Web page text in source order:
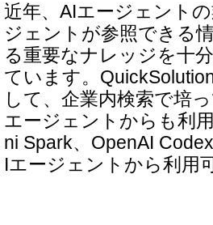
近年、AIエージェント
ジェントが参照できる
る重要なナレッジを十
ています。
して、企業内検索で培
エージェントからも利
ni Spark、OpenAI
Iエージェントから利用